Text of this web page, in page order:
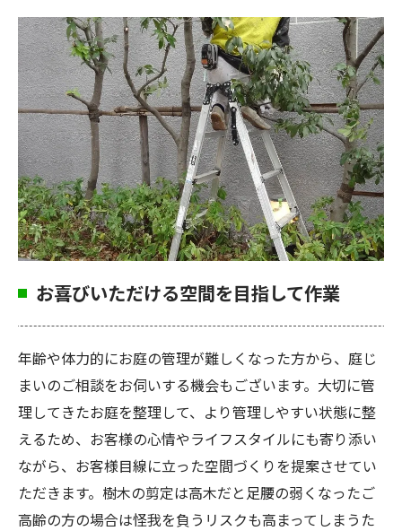
お喜びいただける空間を目指して作業
年齢や体力的にお庭の管理が難しくなった方から、庭じ
まいのご相談をお伺いする機会もございます。大切に管
理してきたお庭を整理して、より管理しやすい状態に整
えるため、お客様の心情やライフスタイルにも寄り添い
ながら、お客様目線に立った空間づくりを提案させてい
ただきます。樹木の剪定は高木だと足腰の弱くなったご
高齢の方の場合は怪我を負うリスクも高まってしまうた